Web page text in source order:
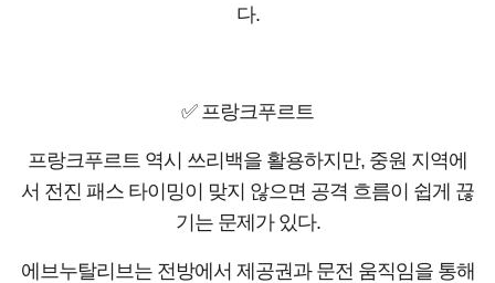
다.
✅ 프랑크푸르트
프랑크푸르트 역시 쓰리백을 활용하지만, 중원 지역에
서 전진 패스 타이밍이 맞지 않으면 공격 흐름이 쉽게 끊
기는 문제가 있다.
에브누탈리브는 전방에서 제공권과 문전 움직임을 통해